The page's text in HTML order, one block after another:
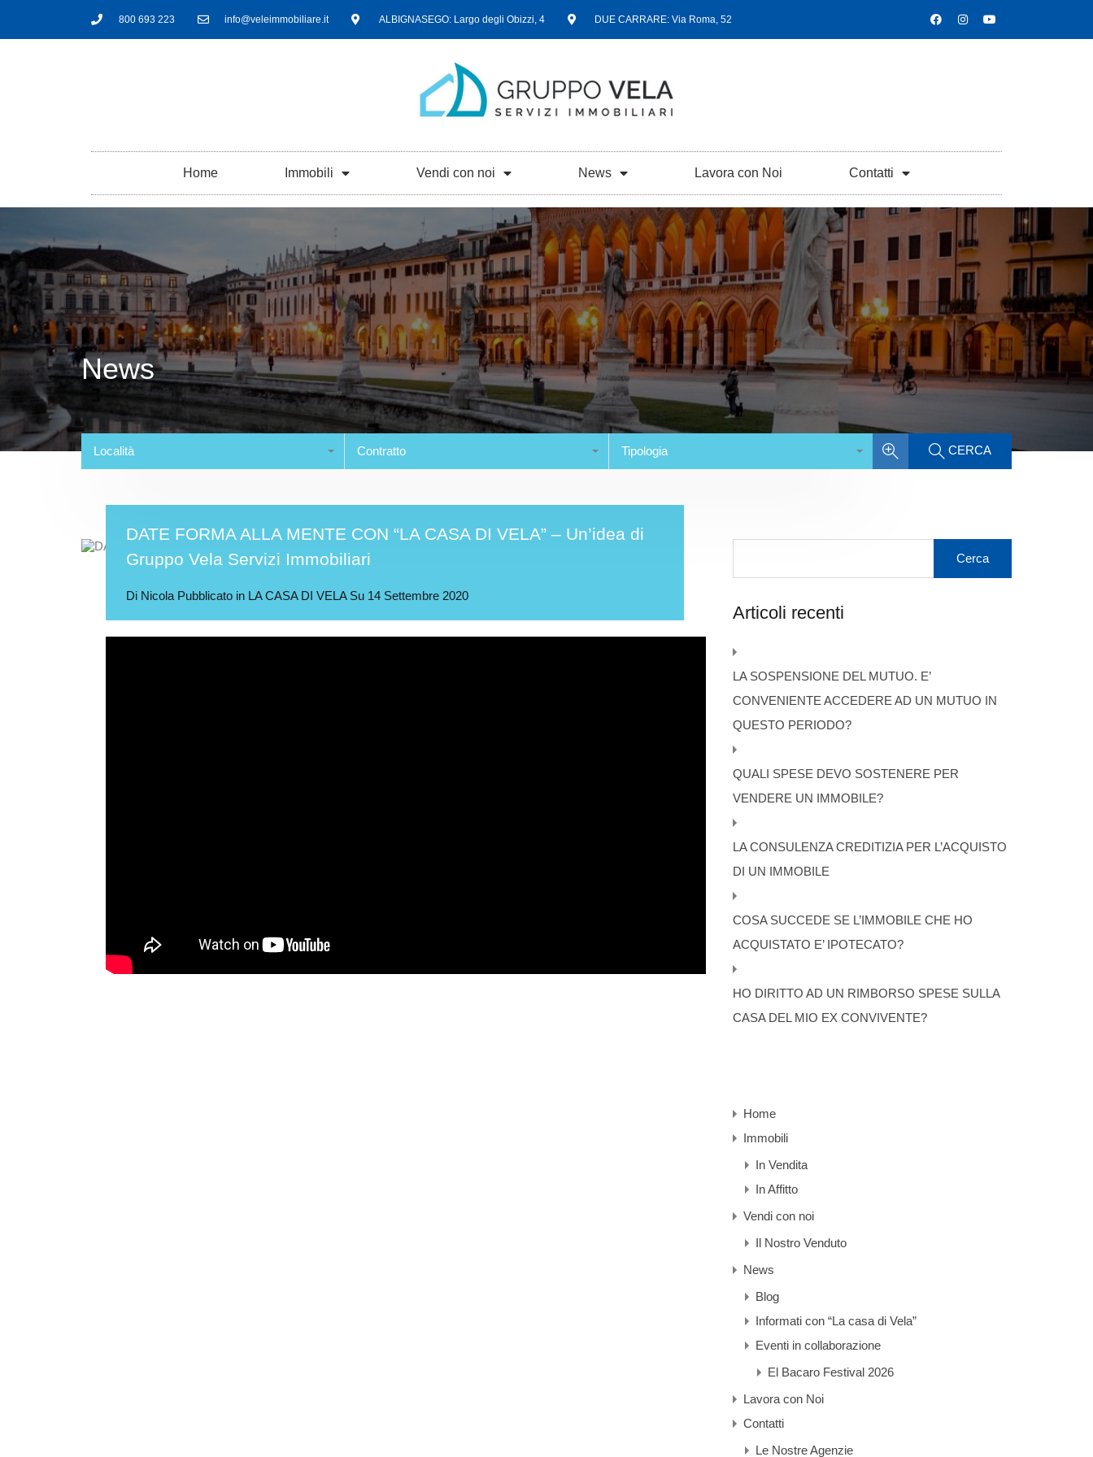
800 693 223 info@veleimmobiliare.it ALBIGNASEGO: Largo degli Obizzi, 4 DUE CARRARE: Via Roma, 52
Home Immobili Vendi con noi News Lavora con Noi Contatti
News
Località Contratto Tipologia CERCA
DATE FORMA ALLA MENTE CON “LA CASA DI VELA” – Un’idea di
Gruppo Vela Servizi Immobiliari
Di Nicola Pubblicato in LA CASA DI VELASu 14 Settembre 2020
Articoli recenti
LA SOSPENSIONE DEL MUTUO. E’
CONVENIENTE ACCEDERE AD UN MUTUO IN
QUESTO PERIODO?
QUALI SPESE DEVO SOSTENERE PER
VENDERE UN IMMOBILE?
LA CONSULENZA CREDITIZIA PER L’ACQUISTO
DI UN IMMOBILE
COSA SUCCEDE SE L’IMMOBILE CHE HO
ACQUISTATO E’ IPOTECATO?
HO DIRITTO AD UN RIMBORSO SPESE SULLA
CASA DEL MIO EX CONVIVENTE?
Home
Immobili
In Vendita
In Affitto
Vendi con noi
Il Nostro Venduto
News
Blog
Informati con “La casa di Vela”
Eventi in collaborazione
El Bacaro Festival 2026
Lavora con Noi
Contatti
Le Nostre Agenzie